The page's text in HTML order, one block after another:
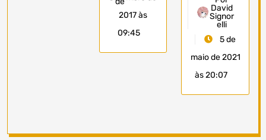
2017 às
09:45
David
Signor
elli
5 de
maio de 2021
às 20:07